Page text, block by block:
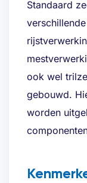
Standaard
ook wel
gebouwd.
worden